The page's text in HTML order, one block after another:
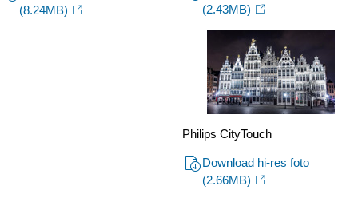
verlichting.html
(8.24MB)
(2.43MB)
Philips CityTouch
Download hi-res foto
(2.66MB)